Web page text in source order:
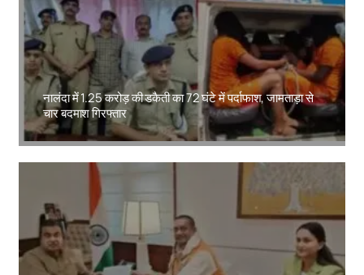
नालंदा में 1.25 करोड़ की डकैती का 72 घंटे में पर्दाफाश, जामताड़ा से
चार बदमाश गिरफ्तार
Amit Lekh